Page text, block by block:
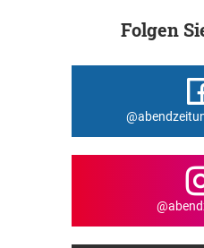
Folgen